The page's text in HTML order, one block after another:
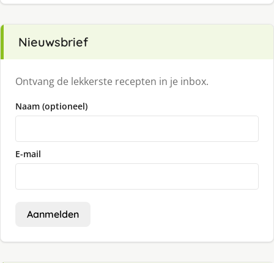
Nieuwsbrief
Ontvang de lekkerste recepten in je inbox.
Naam (optioneel)
E-mail
Aanmelden